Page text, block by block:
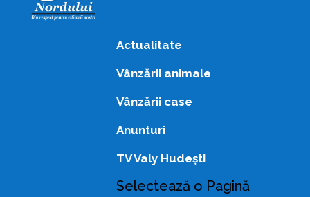
Actualitate
Vânzării animale
Vânzării case
Anunturi
TV Valy Hudești
Selectează o Pagină